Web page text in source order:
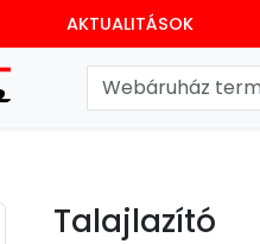
AKTUALITÁSOK
Talajlazító